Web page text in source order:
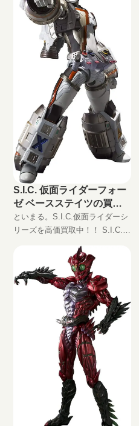
S.I.C. 仮面ライダーフォー
ゼ ベースステイツの買取
価格
といまる。S.I.C.仮面ライダーシ
リーズを高価買取中！！ S.I.C.
テイツ JAN:4573102567130 現在
の買取価格は円（未開封